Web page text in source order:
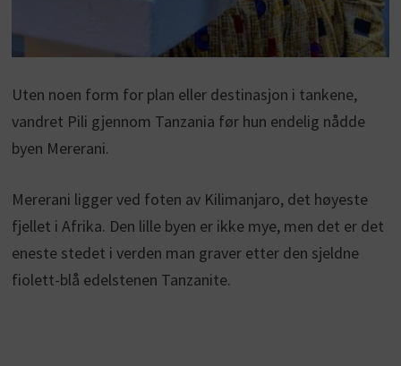
Uten noen form for plan eller destinasjon i tankene,
vandret Pili gjennom Tanzania før hun endelig nådde
byen Mererani.
Mererani ligger ved foten av Kilimanjaro, det høyeste
fjellet i Afrika. Den lille byen er ikke mye, men det er det
eneste stedet i verden man graver etter den sjeldne
fiolett-blå edelstenen Tanzanite.